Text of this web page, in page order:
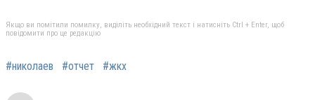
Якщо ви помітили помилку, виділіть необхідний текст і натисніть Ctrl + Enter, щоб
повідомити про це редакцію
#николаев #отчет #жкх